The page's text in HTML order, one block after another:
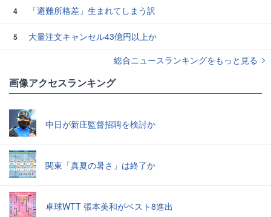
4 「避難所格差」生まれてしまう訳
5
大量注文キャンセル43億円以上か
総合ニュースランキングをもっと見る
画像アクセスランキング
中日が新庄監督招聘を検討か
関東「真夏の暑さ」は終了か
卓球WTT 張本美和がベスト8進出